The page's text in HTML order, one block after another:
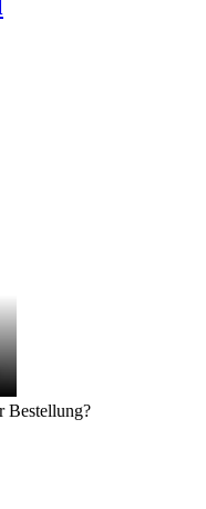
Bestellung?